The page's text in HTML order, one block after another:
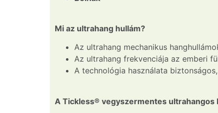
Mi az ultrahang hullám?
Az ultrahang mechanikus
Az ultrahang frekvenciája az emberi
A technológia használata
A Tickless® vegyszermentes